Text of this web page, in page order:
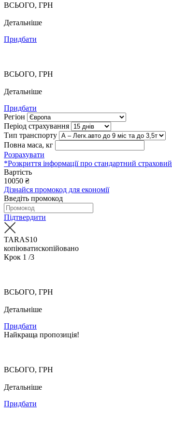
ВСЬОГО, ГРН
Детальніше
Придбати
ВСЬОГО, ГРН
Детальніше
Придбати
Регіон
Період страхування
Тип транспорту
Повна маса, кг
Розрахувати
*Розкриття інформації про стандартний
Вартість
10050 ₴
Дізнайся промокод для економії
Введіть промокод
Підтвердити
TARAS10
копіюватископійовано
Крок 1 /3
ВСЬОГО, ГРН
Детальніше
Придбати
Найкраща пропозиція!
ВСЬОГО, ГРН
Детальніше
Придбати